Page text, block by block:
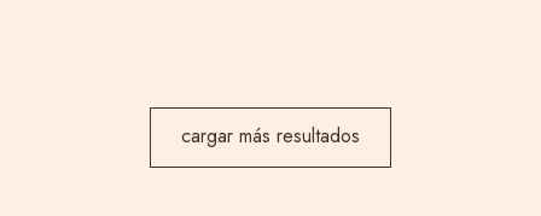
cargar más resultados